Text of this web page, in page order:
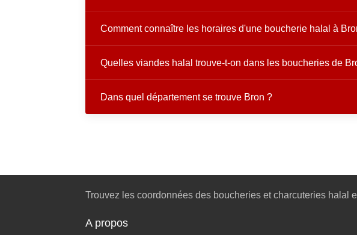
Comment connaître les horaires d'une boucherie halal à
Quelles viandes halal trouve-t-on dans les boucheries de
Dans quel département se trouve Bron ?
Trouvez les coordonnées des boucheries et charcuteries halal
A propos